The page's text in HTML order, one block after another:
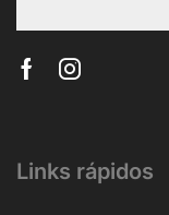
Links rápidos